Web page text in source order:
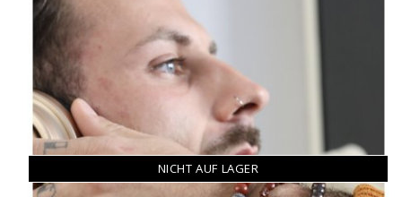
NICHT AUF LAGER